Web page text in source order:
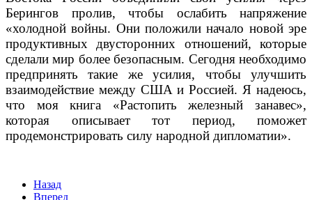
Берингов пролив, чтобы ослабить напряжение
«холодной войны. Они положили начало новой эре
продуктивных двусторонних отношений, которые
сделали мир более безопасным. Сегодня необходимо
предпринять такие же усилия, чтобы улучшить
взаимодействие между США и Россией. Я надеюсь,
что моя книга «Растопить железный занавес»,
которая описывает тот период, поможет
продемонстрировать силу народной дипломатии».
Назад
Вперед